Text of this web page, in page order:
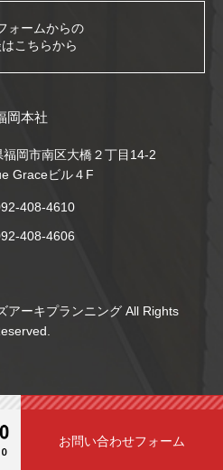
お問い合わせフォーム
ォームからの
こちらから
岡本社
岡市南区大橋２丁目14-2
Graceビル４F
408-4610
408-4606
ーキプランニング All Rights